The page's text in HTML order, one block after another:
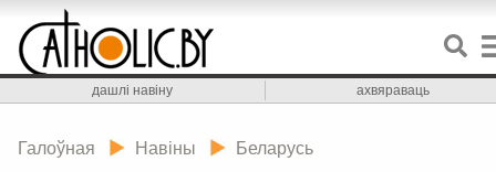
дашлі навіну ахвяраваць
Галоўная Навіны Беларусь